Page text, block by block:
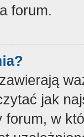
forum.
jak
w